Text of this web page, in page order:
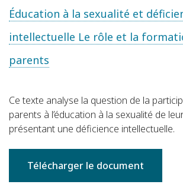
Éducation à la sexualité et
intellectuelle Le rôle et la
parents
Ce texte analyse la question de la
parents à l’éducation à la sexualité de
présentant une déficience intellectuelle.
Télécharger le document